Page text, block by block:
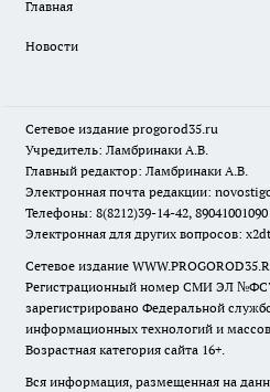
Главная
Новости
Сетевое издание progorod35.ru
Учредитель: Ламбринаки А.В.
Главный редактор: Ламбринаки А.В.
Электронная почта редакции:
Телефоны: 8(8212)39-14-42, 89041001090
Электронная для других вопросов:
Сетевое издание
Регистрационный номер СМИ ЭЛ
зарегистрировано Федеральной
информационных технологий и
Возрастная категория сайта 16+.
Вся информация, размещенная на